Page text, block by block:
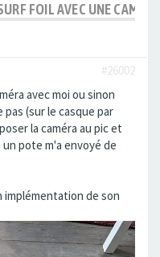
FOIL AVEC UNE
#26002
avec moi ou sinon
(sur le casque par
la caméra au pic et
pote m'a envoyé de
implémentation de son